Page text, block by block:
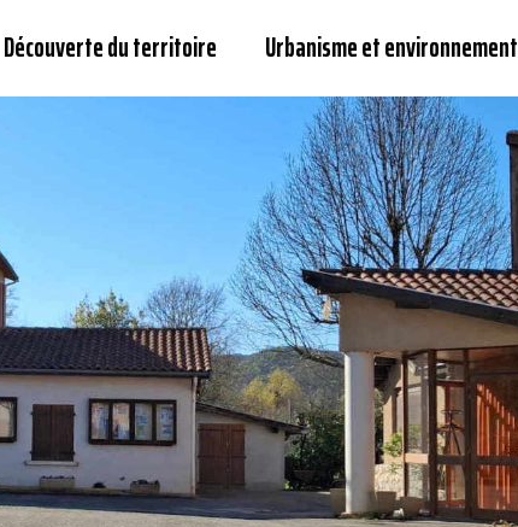
Découverte du territoire Urbanisme et environnement